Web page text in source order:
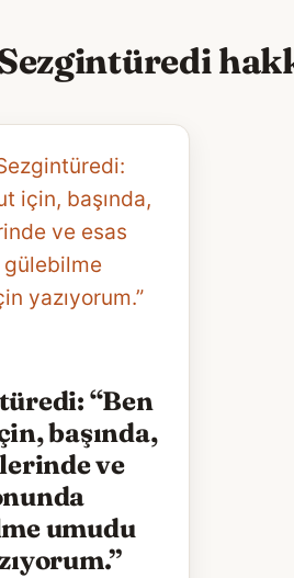
“Ben
başında,
ve
umudu